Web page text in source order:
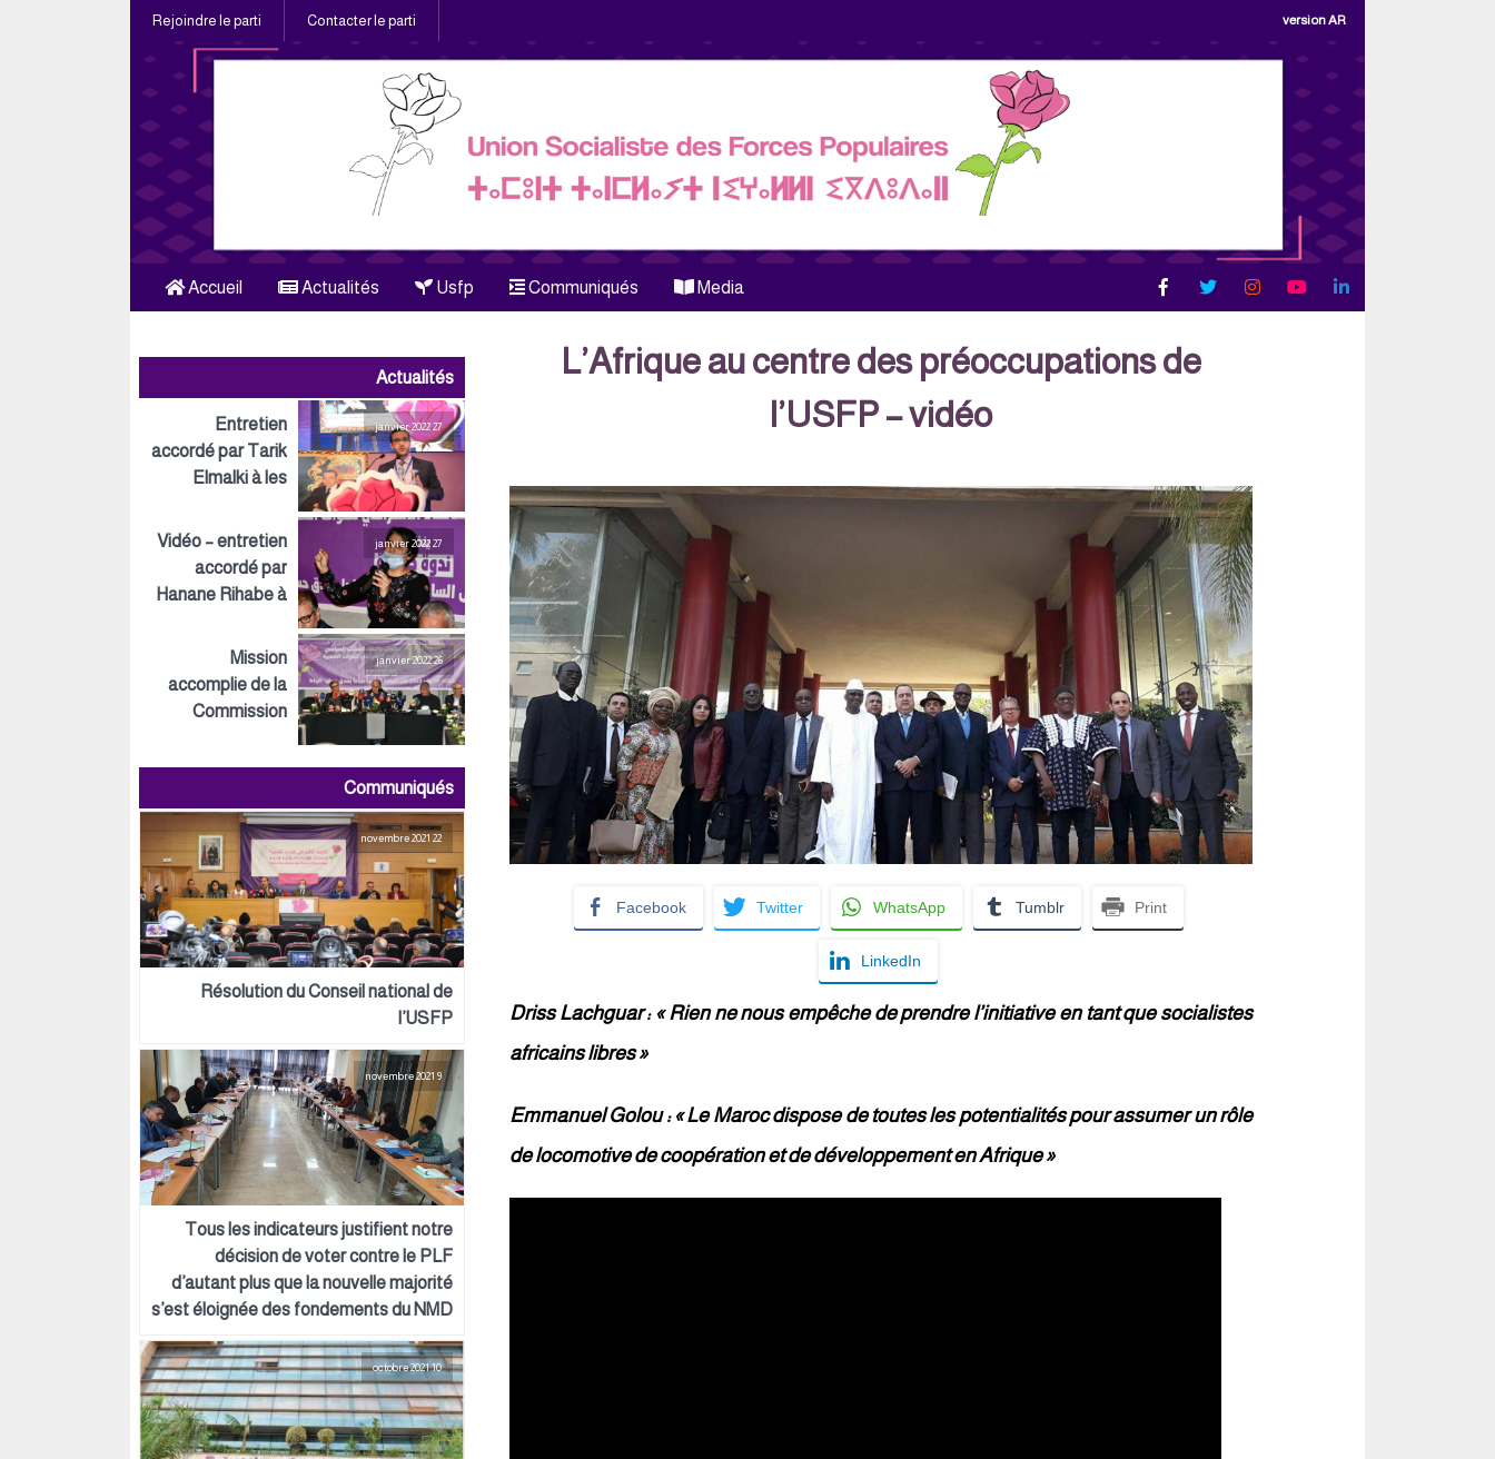
Rejoindre le parti Contacter le parti version AR
Accueil Actualités Usfp Communiqués Media
L’Afrique au centre des préoccupations de
l’USFP – vidéo
Facebook Twitter WhatsApp Tumblr Print
LinkedIn
Driss Lachguar : « Rien ne nous empêche de prendre l’initiative en tant que socialistes
africains libres »
Emmanuel Golou : « Le Maroc dispose de toutes les potentialités pour assumer un rôle
de locomotive de coopération et de développement en Afrique »
Actualités
27 janvier 2022
Entretien
accordé par Tarik
Elmalki à les
27 janvier 2022
Vidéo – entretien
accordé par
Hanane Rihabe à
26 janvier 2022
Mission
accomplie de la
Commission
au niveau
organisationnel
que logistique
Communiqués
22 novembre 2021
Résolution du Conseil national de
l’USFP
9 novembre 2021
Tous les indicateurs justifient notre
décision de voter contre le PLF
d’autant plus que la nouvelle majorité
s’est éloignée des fondements du NMD
10 octobre 2021